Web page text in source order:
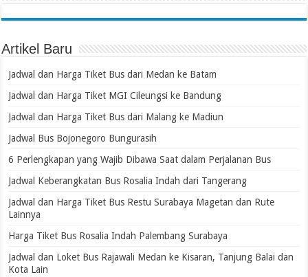
Artikel Baru
Jadwal dan Harga Tiket Bus dari Medan ke Batam
Jadwal dan Harga Tiket MGI Cileungsi ke Bandung
Jadwal dan Harga Tiket Bus dari Malang ke Madiun
Jadwal Bus Bojonegoro Bungurasih
6 Perlengkapan yang Wajib Dibawa Saat dalam Perjalanan Bus
Jadwal Keberangkatan Bus Rosalia Indah dari Tangerang
Jadwal dan Harga Tiket Bus Restu Surabaya Magetan dan Rute
Lainnya
Harga Tiket Bus Rosalia Indah Palembang Surabaya
Jadwal dan Loket Bus Rajawali Medan ke Kisaran, Tanjung Balai dan
Kota Lain